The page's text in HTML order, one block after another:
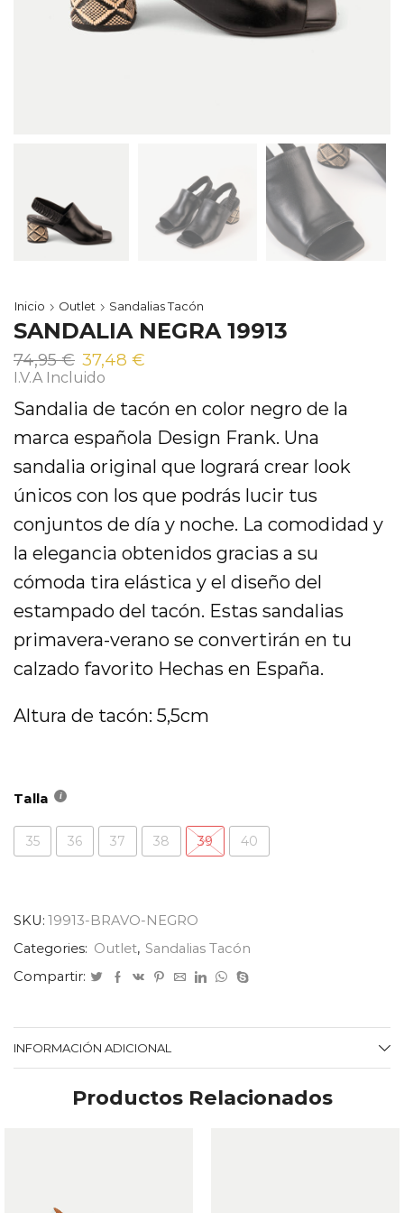
Inicio Outlet Sandalias Tacón
SANDALIA NEGRA 19913
74,95€ El
precio
original
era:
74,95 €.
37,48 €
actual
es:
37,48 €.
I.V.A Incluido
Sandalia de tacón en color negro de la
marca española Design Frank. Una
sandalia original que logrará crear look
únicos con los que podrás lucir tus
conjuntos de día y noche. La comodidad y
la elegancia obtenidos gracias a su
cómoda tira elástica y el diseño del
estampado del tacón. Estas sandalias
primavera-verano se convertirán en tu
calzado favorito Hechas en España.
Altura de tacón: 5,5cm
Talla
35 36 37 38 39 40
SKU: 19913-BRAVO-NEGRO
Categories: Outlet, Sandalias Tacón
Compartir:
INFORMACIÓN ADICIONAL
Productos Relacionados